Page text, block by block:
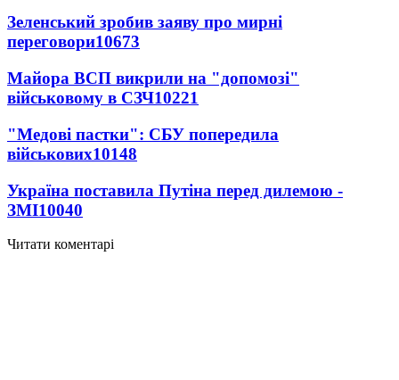
Зеленський зробив заяву про мирні
переговори10673
Майора ВСП викрили на "допомозі"
військовому в СЗЧ10221
"Медові пастки": СБУ попередила
військових10148
Україна поставила Путіна перед дилемою -
ЗМІ10040
Читати коментарі